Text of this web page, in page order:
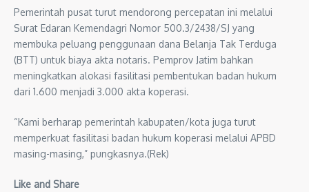
Pemerintah pusat turut mendorong percepatan ini melalui
Surat Edaran Kemendagri Nomor 500.3/2438/SJ yang
membuka peluang penggunaan dana Belanja Tak Terduga
(BTT) untuk biaya akta notaris. Pemprov Jatim bahkan
meningkatkan alokasi fasilitasi pembentukan badan hukum
dari 1.600 menjadi 3.000 akta koperasi.
“Kami berharap pemerintah kabupaten/kota juga turut
memperkuat fasilitasi badan hukum koperasi melalui APBD
masing-masing,” pungkasnya.(Rek)
Like and Share